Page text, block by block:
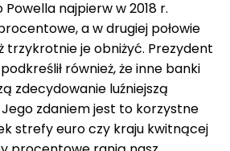
najpierw w 2018 r.
a w drugiej połowie
trzykrotnie je obniżyć. Prezydent
również, że inne banki
zdecydowanie luźniejszą
zdaniem jest to korzystne
strefy euro czy kraju kwitnącej